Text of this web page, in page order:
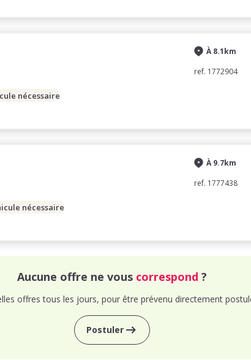
À 8.1km
ref. 1772904
nécessaire
À 9.7km
ref. 1777438
nécessaire
Aucune offre ne vous correspond ?
offres tous les jours, pour être prévenu directement
Postuler